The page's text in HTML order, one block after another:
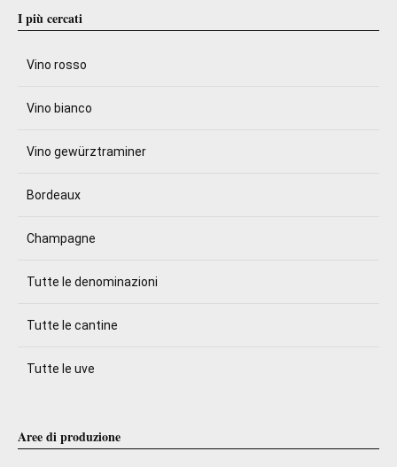
I più cercati
Vino rosso
Vino bianco
Vino gewürztraminer
Bordeaux
Champagne
Tutte le denominazioni
Tutte le cantine
Tutte le uve
Aree di produzione